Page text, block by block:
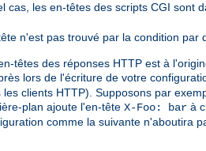
cas, les en-têtes des scripts CGI sont
n'est pas trouvé par la condition par
têtes des réponses HTTP est à
lors de l'écriture de votre
clients HTTP). Supposons par
plan ajoute l'en-tête X-Foo: bar à
comme la suivante n'aboutira